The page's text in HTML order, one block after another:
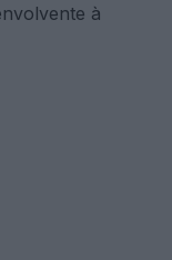
à